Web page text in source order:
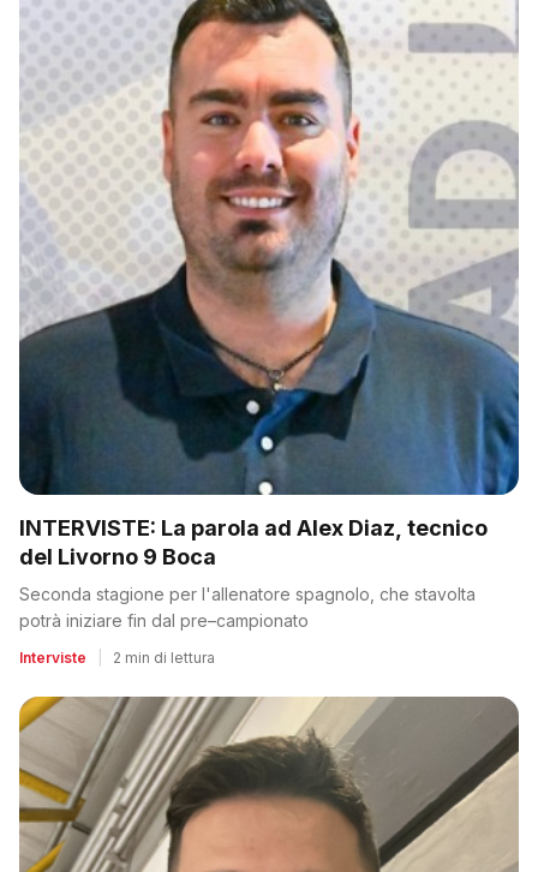
INTERVISTE: La parola ad Alex Diaz, tecnico
del Livorno 9 Boca
Seconda stagione per l'allenatore spagnolo, che stavolta
potrà iniziare fin dal pre–campionato
Interviste 2 min di lettura